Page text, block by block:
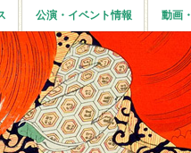
公演・イベント情報 動画